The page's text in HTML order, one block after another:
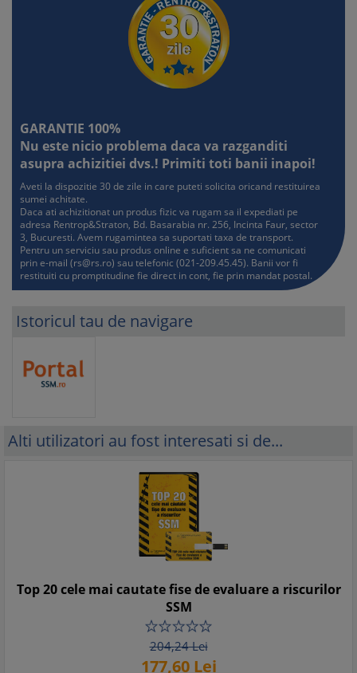
GARANTIE 100%
Nu este nicio problema daca va razganditi
asupra achizitiei dvs.! Primiti toti banii inapoi!
Aveti la dispozitie 30 de zile in care puteti solicita oricand restituirea
sumei achitate.
Daca ati achizitionat un produs fizic va rugam sa il expediati pe
adresa Rentrop&Straton, Bd. Basarabia nr. 256, Incinta Faur, sector
3, Bucuresti. Avem rugamintea sa suportati taxa de transport.
Pentru un serviciu sau produs online e suficient sa ne comunicati
prin e-mail (rs@rs.ro) sau telefonic (021-209.45.45). Banii vor fi
restituiti cu promptitudine fie direct in cont, fie prin mandat postal.
Istoricul tau de navigare
Alti utilizatori au fost interesati si de...
Top 20 cele mai cautate fise de evaluare a riscurilor
SSM
204,24Lei
177,60Lei